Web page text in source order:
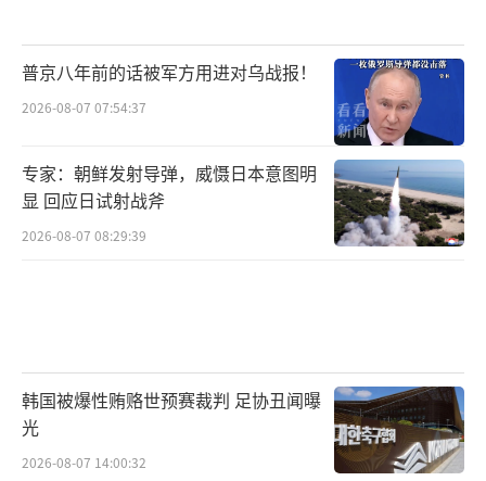
普京八年前的话被军方用进对乌战报！
2026-08-07 07:54:37
专家：朝鲜发射导弹，威慑日本意图明
显 回应日试射战斧
2026-08-07 08:29:39
韩国被爆性贿赂世预赛裁判 足协丑闻曝
光
2026-08-07 14:00:32